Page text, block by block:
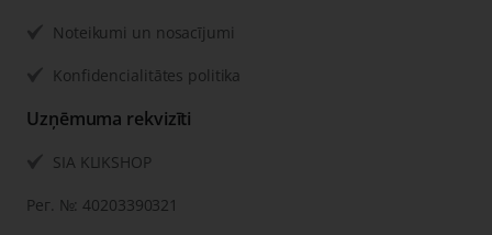
Noteikumi un nosacījumi
Konfidencialitātes politika
Uzņēmuma rekvizīti
SIA KLIKSHOP
Рег. №: 40203390321